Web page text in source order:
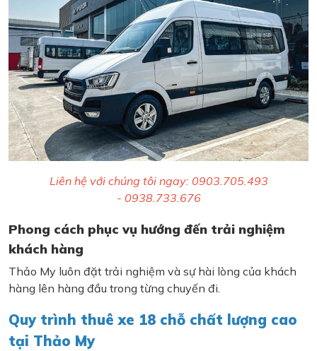
Liên hệ với chúng tôi ngay: 0903.705.493
- 0938.733.676
Phong cách phục vụ hướng đến trải nghiệm
khách hàng
Thảo My luôn đặt trải nghiệm và sự hài lòng của khách
hàng lên hàng đầu trong từng chuyến đi.
Quy trình thuê xe 18 chỗ chất lượng cao
tại Thảo My